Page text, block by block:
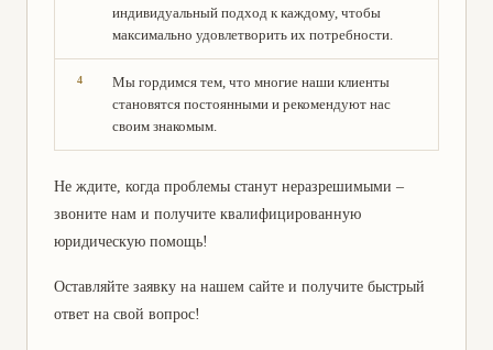
индивидуальный подход к каждому, чтобы
максимально удовлетворить их потребности.
Мы гордимся тем, что многие наши клиенты
становятся постоянными и рекомендуют нас
своим знакомым.
Не ждите, когда проблемы станут неразрешимыми –
звоните нам и получите квалифицированную
юридическую помощь!
Оставляйте заявку на нашем сайте и получите быстрый
ответ на свой вопрос!